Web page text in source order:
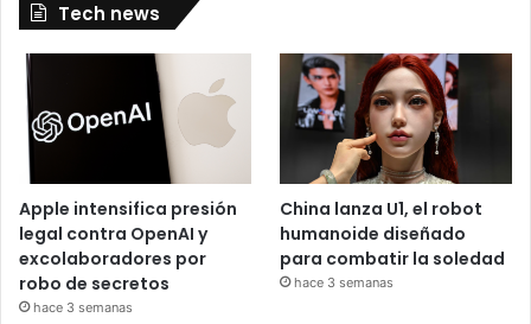
Tech news
Apple intensifica presión
legal contra OpenAI y
excolaboradores por
robo de secretos
hace 3 semanas
China lanza U1, el robot
humanoide diseñado
para combatir la soledad
hace 3 semanas